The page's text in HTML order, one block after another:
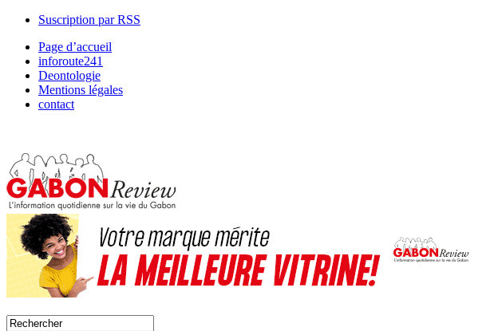
Suscription par RSS
Page d’accueil
inforoute241
Deontologie
Mentions légales
contact